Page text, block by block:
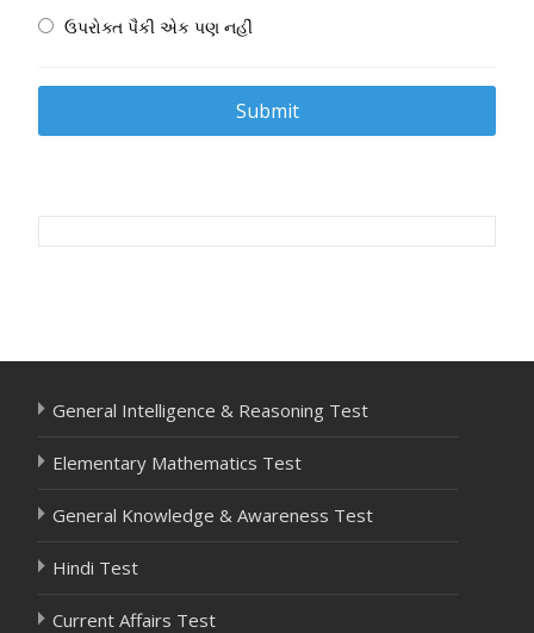
ઉપરોક્ત પૈકી એક પણ નહીં
Post
General Intelligence & Reasoning Test
Elementary Mathematics Test
General Knowledge & Awareness Test
Hindi Test
Current Affairs Test